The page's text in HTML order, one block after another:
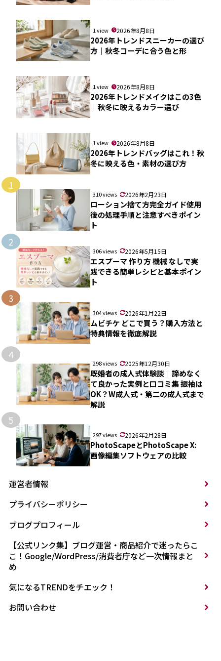
1 view 2026年8月8日
2026年トレンドスニーカーの選び
方｜秋冬コーデに合う色と形
1 view 2026年8月8日
2026年トレンドメイクはこの3色
｜秋冬に映えるカラー選び
1 view 2026年8月8日
2026年トレンドバッグはこれ！秋
冬に映える色・素材の選び方
1
310 views 2026年2月23日
ローション捨て方完全ガイド使用
後の処理手順と注意すべきポイン
ト
2
306 views 2026年5月15日
エスプーマ 作り方 機械 なしで実
践できる簡単レシピと基本ポイン
ト
3
304 views 2026年1月22日
ムビチケ どこで買う？購入方法と
特典情報を徹底解説
4
298 views 2025年12月30日
既婚者の成人式体験談｜諦めなく
て良かった実例と口コミ集 振袖は
OK？W成人式・第二の成人式まで
解説
5
297 views 2026年2月28日
PhotoScapeとPhotoScape X:
画像編集ソフトウェアの比較
運営者情報
プライバシーポリシー
ブログプロフィール
【公式リンク集】ブログ運営・商品紹介で迷ったらこ
こ！Google/WordPress/消費者庁など一次情報まと
め
気になるTRENDをチエック！
お問い合わせ